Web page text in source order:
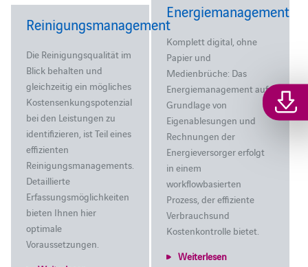
Energiemanagement
Komplett digital, ohne
Papier und
Medienbrüche: Das
Energiemanagement auf
Grundlage von
Eigenablesungen und
Rechnungen der
Energieversorger erfolgt
in einem
workflowbasierten
Prozess, der effiziente
Verbrauchsund
Kostenkontrolle bietet.
Weiterlesen
Reinigungsmanagement
Die Reinigungsqualität im
Blick behalten und
gleichzeitig ein mögliches
Kostensenkungspotenzial
bei den Leistungen zu
identifizieren, ist Teil eines
effizienten
Reinigungsmanagements.
Detaillierte
Erfassungsmöglichkeiten
bieten Ihnen hier
optimale
Voraussetzungen.